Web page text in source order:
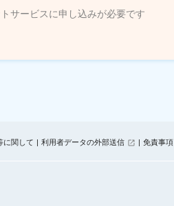
サービスに申し込みが必要です
に関して 利用者データの外部送信 免責事項